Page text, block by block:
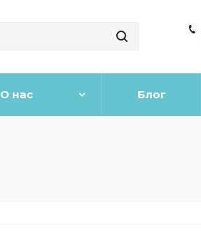
О нас Блог